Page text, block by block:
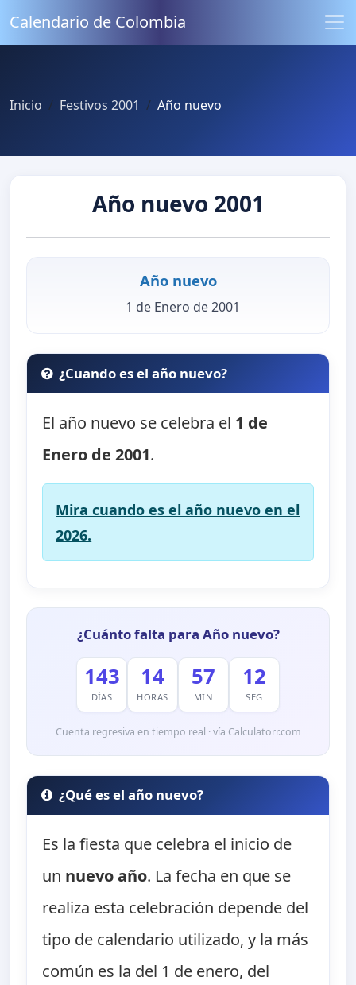
Calendario de Colombia
Inicio Festivos 2001 Año nuevo
Año nuevo 2001
Año nuevo
1 de Enero de 2001
¿Cuando es el año nuevo?
El año nuevo se celebra el 1 de
Enero de 2001.
Mira cuando es el año nuevo en el
2026.
¿Cuánto falta para Año nuevo?
143
DÍAS
14
HORAS
57
MIN
11
SEG
Cuenta regresiva en tiempo real · vía Calculatorr.com
¿Qué es el año nuevo?
Es la fiesta que celebra el inicio de
un nuevo año. La fecha en que se
realiza esta celebración depende del
tipo de calendario utilizado, y la más
común es la del 1 de enero, del